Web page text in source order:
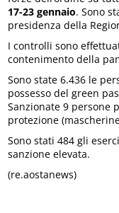
17-23 gennaio. Sono
presidenza della
I controlli sono
contenimento della
Sono state 6.436 le
possesso del green
Sanzionate 9 persone
protezione
Sono stati 484 gli
sanzione elevata.
(re.aostanews)